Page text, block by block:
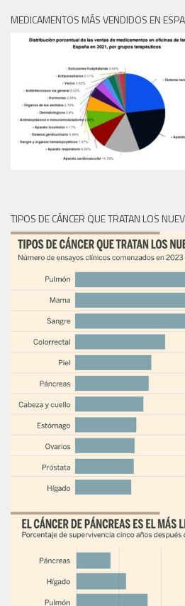
MEDICAMENTOS MÁS VENDIDOS EN
TIPOS DE CÁNCER QUE TRATAN LOS